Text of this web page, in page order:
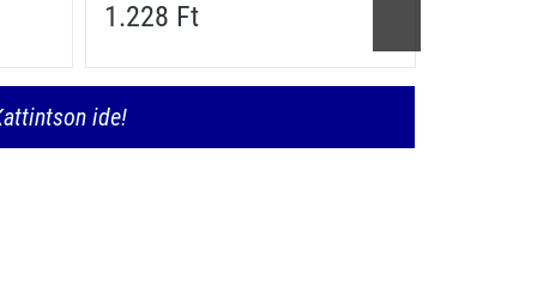
1.228 Ft
ide!